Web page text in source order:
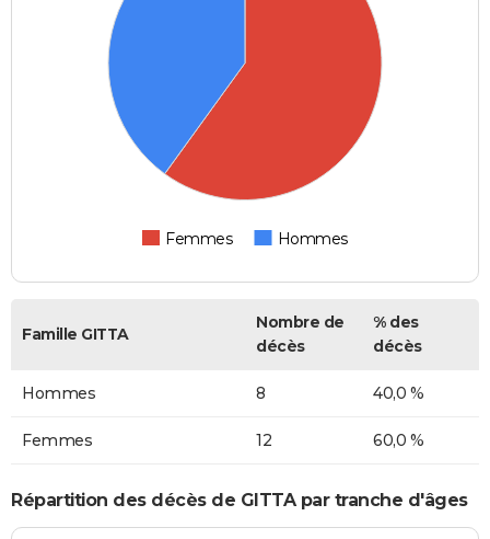
Femmes Hommes
Famille GITTA
Nombre de
décès
% des
décès
Hommes 8 40,0 %
Femmes 12 60,0 %
Répartition des décès de GITTA par tranche d'âges